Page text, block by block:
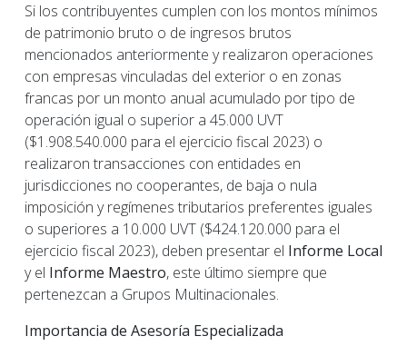
Si los contribuyentes cumplen con los montos mínimos
de patrimonio bruto o de ingresos brutos
mencionados anteriormente y realizaron operaciones
con empresas vinculadas del exterior o en zonas
francas por un monto anual acumulado por tipo de
operación igual o superior a 45.000 UVT
($1.908.540.000 para el ejercicio fiscal 2023) o
realizaron transacciones con entidades en
jurisdicciones no cooperantes, de baja o nula
imposición y regímenes tributarios preferentes iguales
o superiores a 10.000 UVT ($424.120.000 para el
ejercicio fiscal 2023), deben presentar el Informe Local
y el Informe Maestro, este último siempre que
pertenezcan a Grupos Multinacionales.
Importancia de Asesoría Especializada